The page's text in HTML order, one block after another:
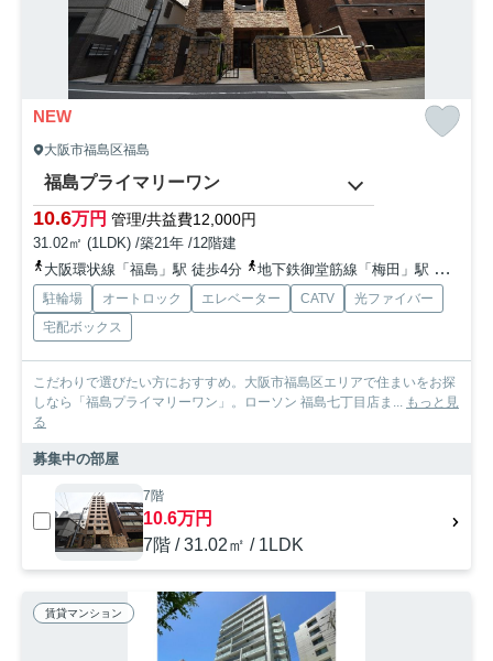
NEW
大阪市福島区福島
福島プライマリーワン
10.6万円 管理/共益費12,000円
31.02㎡ (1LDK) /築21年 /12階建
大阪環状線「福島」駅 徒歩4分
地下鉄御堂筋線「梅田」駅 徒歩10分
駐輪場 オートロック エレベーター CATV
光ファイバー
宅配ボックス
こだわりで選びたい方におすすめ。大阪市福島区エリアで住まいをお探
しなら「福島プライマリーワン」。ローソン 福島七丁目店ま... もっと見
る
募集中の部屋
7階
10.6万円
7階 / 31.02㎡ / 1LDK
賃貸マンション